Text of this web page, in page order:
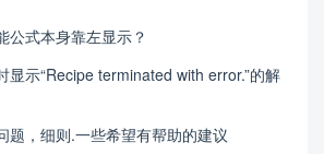
公式本身靠左显示？
显示“Recipe terminated with error.”的解
题，细则.一些希望有帮助的建议